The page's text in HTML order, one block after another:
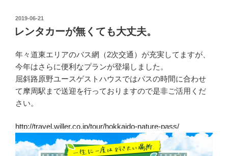
投
稿
日:
2019-06-21
レンタカーが無くても大丈夫。
年々道東エリアのバス網（2次交通）が充実してますが、
今年はさらに便利なプランが登場しました。
屈斜路原野ユースゲストハウスではバスの時間に合わせ
て摩周駅まで送迎を行っておりますので是非ご活用くだ
さい。
http://travel.willer.co.jp/tour/hokkaido-nature-pass/